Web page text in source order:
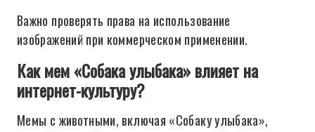
Важно проверять права на использование
изображений при коммерческом применении.
Как мем «Собака улыбака» влияет на
интернет-культуру?
Мемы с животными, включая «Собаку улыбака»,